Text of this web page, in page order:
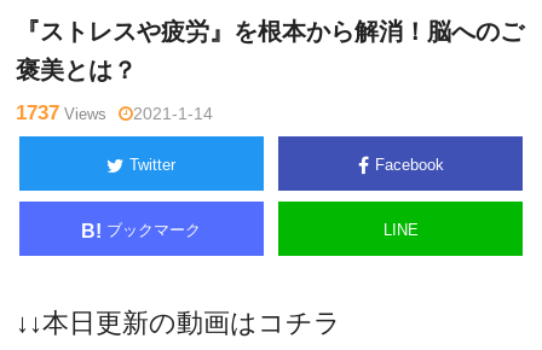
『ストレスや疲労』を根本から解消！脳へのご
褒美とは？
1737 Views 2021-1-14
Twitter Facebook
B! ブックマーク LINE
↓↓本日更新の動画はコチラ